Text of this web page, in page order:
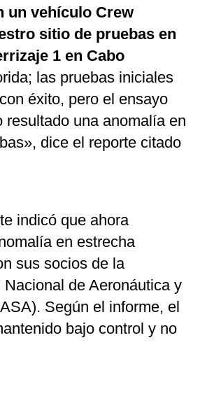
un vehículo Crew
sitio de pruebas en
1 en Cabo
las pruebas iniciales
éxito, pero el ensayo
resultado una anomalía en
dice el reporte citado
indicó que ahora
en estrecha
sus socios de la
de Aeronáutica y
Según el informe, el
bajo control y no